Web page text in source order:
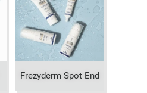
Frezyderm Spot End